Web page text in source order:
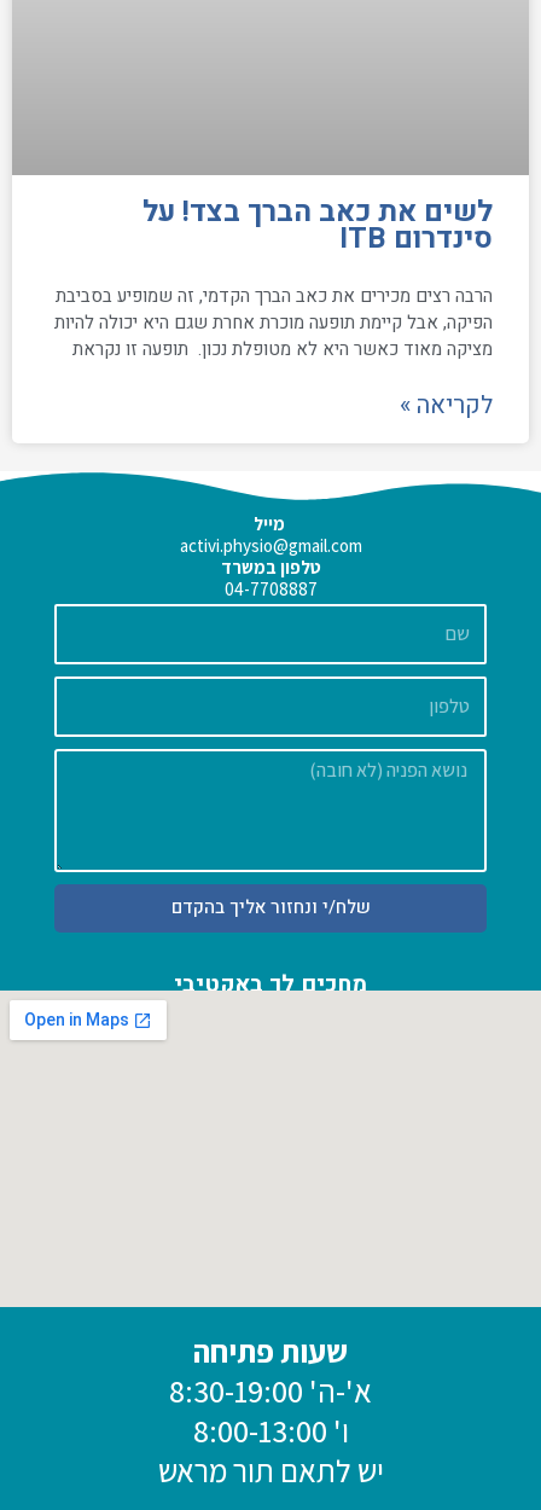
לשים את כאב הברך בצד! על
סינדרום ITB
הרבה רצים מכירים את כאב הברך הקדמי, זה שמופיע בסביבת
הפיקה, אבל קיימת תופעה מוכרת אחרת שגם היא יכולה להיות
מציקה מאוד כאשר היא לא מטופלת נכון. תופעה זו נקראת
לקריאה »
מייל
activi.physio@gmail.com
טלפון במשרד
04-7708887
הודעה
שלח/י ונחזור אליך בהקדם
מחכים לך באקטיבי
שעות פתיחה
א'-ה' 8:30-19:00
ו' 8:00-13:00
יש לתאם תור מראש